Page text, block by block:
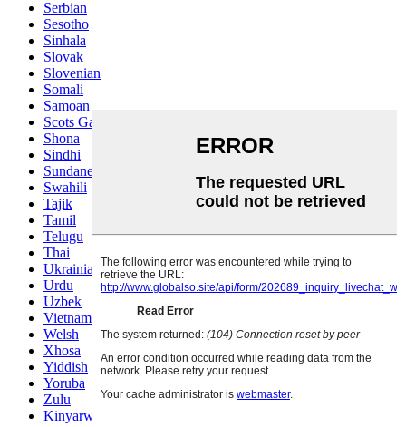
Serbian
Sesotho
Sinhala
Slovak
Slovenian
Somali
Samoan
Scots Gaelic
Shona
Sindhi
Sundanese
Swahili
Tajik
Tamil
Telugu
Thai
Ukrainian
Urdu
Uzbek
Vietnamese
Welsh
Xhosa
Yiddish
Yoruba
Zulu
Kinyarwanda